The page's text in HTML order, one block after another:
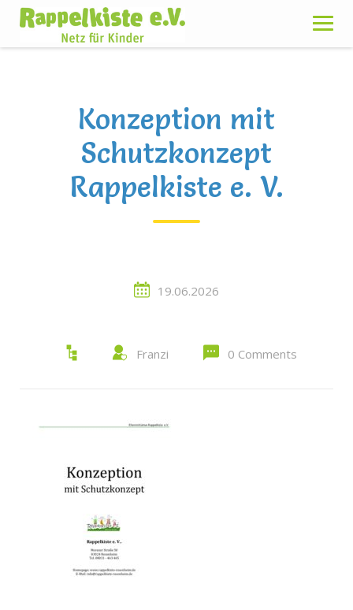
Skip
content
Konzeption mit
Schutzkonzept
Rappelkiste e. V.
19.06.2026
Franzi 0 Comments